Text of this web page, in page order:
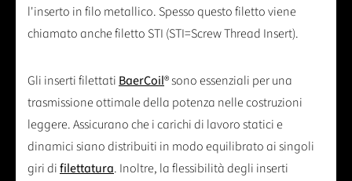
l'inserto in filo metallico. Spesso questo filetto viene
chiamato anche filetto STI (STI=Screw Thread Insert).
Gli inserti filettati BaerCoil® sono essenziali per una
trasmissione ottimale della potenza nelle costruzioni
leggere. Assicurano che i carichi di lavoro statici e
dinamici siano distribuiti in modo equilibrato ai singoli
giri difilettatura. Inoltre, la flessibilità degli inserti